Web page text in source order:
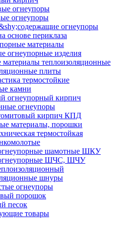
огнеупоры
огнеупоры
огнеупоры
основе периклаза
материалы
огнеупорные изделия
материалы теплоизоляционные
плиты
термостойкие
камни
огнеупорный кирпич
огнеупоры
кирпич КПД
материалы, порошки
термостойкая
шамотные ШКУ
ШЧС, ШЧУ
шнуры
огнеупоры
порошок
песок
товары